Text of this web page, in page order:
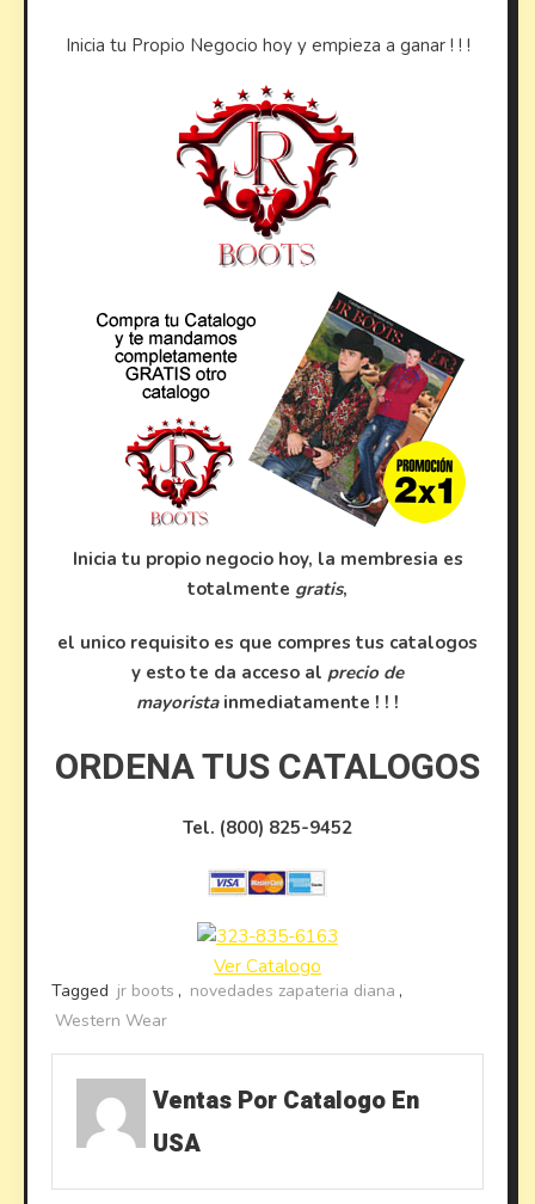
Inicia tu Propio Negocio hoy y empieza a ganar ! ! !
Inicia tu propio negocio hoy, la membresia es
totalmente gratis,
el unico requisito es que compres tus catalogos
y esto te da acceso al precio de
mayoristainmediatamente ! ! !
ORDENA TUS CATALOGOS
Tel. (800) 825-9452
Ver Catalogo
Tagged jr boots , novedades zapateria diana ,
Western Wear
Ventas Por Catalogo En
USA